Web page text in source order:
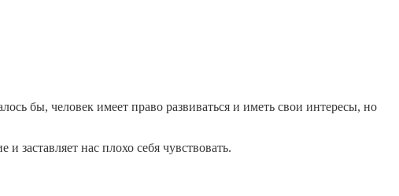
бы, человек имеет право развиваться и иметь свои интересы, но
заставляет нас плохо себя чувствовать.